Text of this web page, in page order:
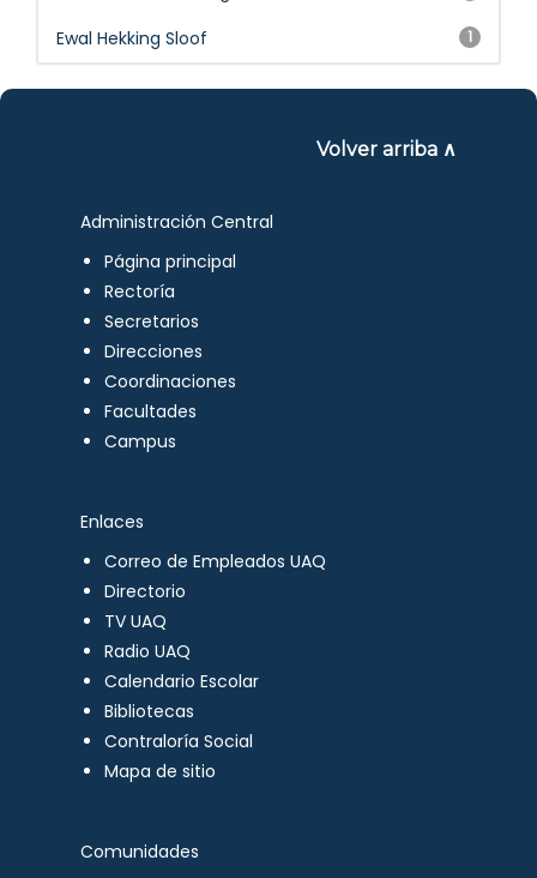
1
Ewal Hekking Sloof
Volver arriba ∧
Administración Central
Página principal
Rectoría
Secretarios
Direcciones
Coordinaciones
Facultades
Campus
Enlaces
Correo de Empleados UAQ
Directorio
TV UAQ
Radio UAQ
Calendario Escolar
Bibliotecas
Contraloría Social
Mapa de sitio
Comunidades